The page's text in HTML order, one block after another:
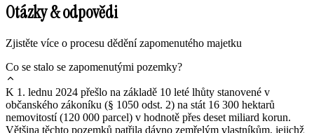
Otázky & odpovědi
Zjistěte více o procesu dědění zapomenutého majetku
Co se stalo se zapomenutými pozemky?
K 1. lednu 2024 přešlo na základě 10 leté lhůty stanovené v
občanského zákoníku (§ 1050 odst. 2) na stát 16 300 hektarů
nemovitostí (120 000 parcel) v hodnotě přes deset miliard korun.
Většina těchto pozemků patřila dávno zemřelým vlastníkům, jejichž